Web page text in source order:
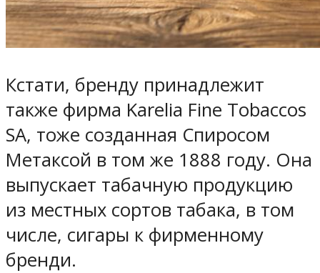
Кстати, бренду принадлежит
также фирма Karelia Fine Tobaccos
SA, тоже созданная Спиросом
Метаксой в том же 1888 году. Она
выпускает табачную продукцию
из местных сортов табака, в том
числе, сигары к фирменному
бренди.